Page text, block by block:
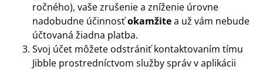
ročného), vaše zrušenie a zníženie úrovne
nadobudne účinnosťokamžitea už vám nebude
účtovaná žiadna platba.
Svoj účet môžete odstrániť kontaktovaním tímu
Jibble prostredníctvom služby správ v aplikácii